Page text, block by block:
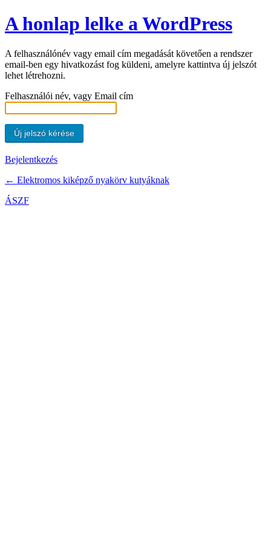
A honlap lelke a WordPress
A felhasználónév vagy email cím megadását követően a rendszer
email-ben egy hivatkozást fog küldeni, amelyre kattintva új jelszót
lehet létrehozni.
Felhasználói név, vagy Email cím
Bejelentkezés
← Elektromos kiképző nyakörv kutyáknak
ÁSZF